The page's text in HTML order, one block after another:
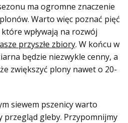
ma ogromne znaczenie
Warto więc poznać pięć
wpływają na rozwój
przyszłe zbiory. W końcu w
będzie niezwykle cenny, a
zwiększyć plony nawet o 20-
siewem pszenicy warto
przegląd gleby. Przypomnijmy